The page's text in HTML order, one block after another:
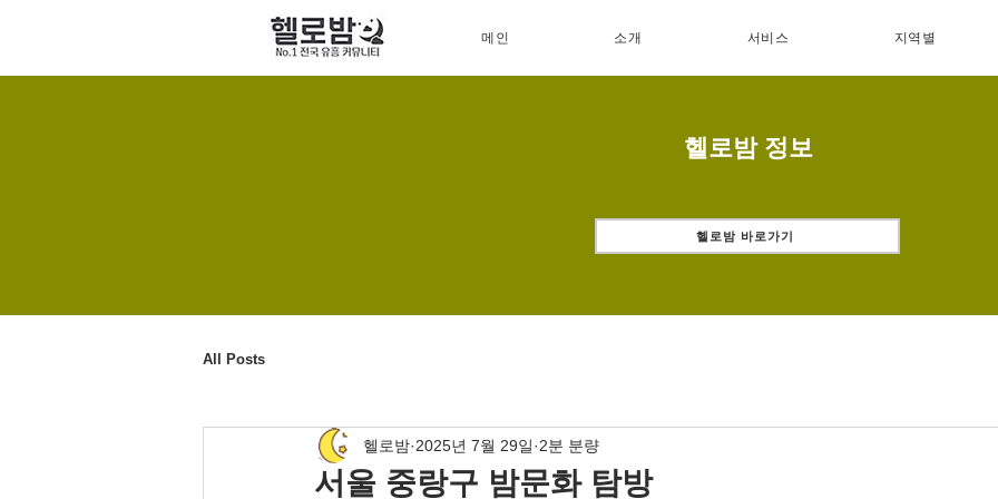
메인 소개 서비스 지역별
헬로밤 정보
헬로밤 바로가기
All Posts
서울 중랑구 밤문화 탐방
헬로밤 2025년 7월 29일 2분 분량